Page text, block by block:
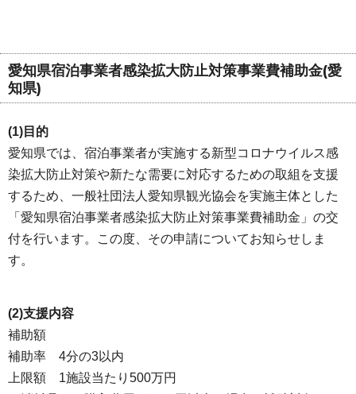
愛知県宿泊事業者感染拡大防止対策事業費補助金(愛
知県)
(1)目的
愛知県では、宿泊事業者が実施する新型コロナウイルス感
染拡大防止対策や新たな需要に対応するための取組を支援
するため、一般社団法人愛知県観光協会を実施主体とした
「愛知県宿泊事業者感染拡大防止対策事業費補助金」の交
付を行います。この度、その申請についてお知らせしま
す。
(2)支援内容
補助額
補助率 4分の3以内
上限額 1施設当たり500万円